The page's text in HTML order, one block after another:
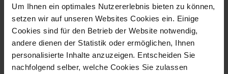
Um Ihnen ein optimales Nutzererlebnis bieten zu können,
setzen wir auf unseren Websites Cookies ein. Einige
Cookies sind für den Betrieb der Website notwendig,
andere dienen der Statistik oder ermöglichen, Ihnen
personalisierte Inhalte anzuzeigen. Entscheiden Sie
nachfolgend selber, welche Cookies Sie zulassen